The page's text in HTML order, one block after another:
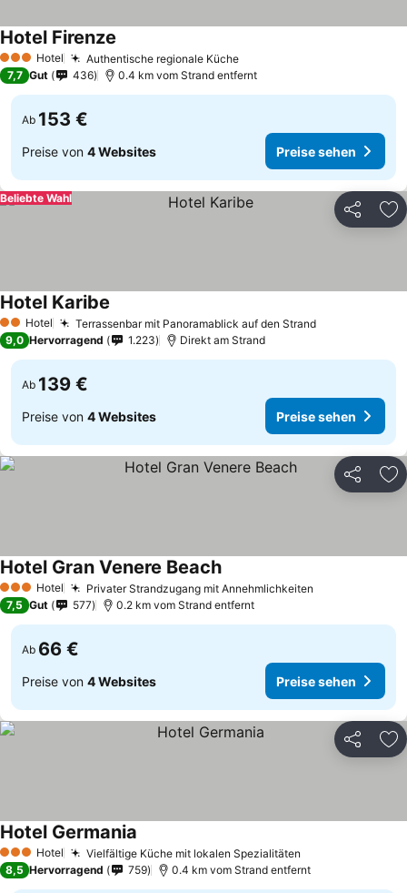
3 SterneHotel Authentische regionale Küche
Hotel Firenze
7,7 Gut 436 0.4 km vom Strand entfernt
Ab 153 €
Preise von 4 Websites Preise sehen
Teilen
Beliebte Wahl
2 Sterne
Hotel Terrassenbar mit Panoramablick auf den Strand
Hotel Karibe
9,0 Hervorragend 1.223 Direkt am Strand
Ab 139 €
Preise von 4 Websites Preise sehen
Teilen
3 SterneHotel Privater Strandzugang mit Annehmlichkeiten
Hotel Gran Venere Beach
7,5 Gut 577 0.2 km vom Strand entfernt
Ab 66 €
Preise von 4 Websites Preise sehen
Teilen
3 SterneHotel Vielfältige Küche mit lokalen Spezialitäten
Hotel Germania
8,5 Hervorragend 759 0.4 km vom Strand entfernt